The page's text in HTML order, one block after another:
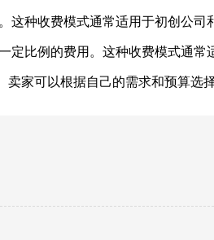
种收费模式通常适用于初创公司
比例的费用。这种收费模式通常
家可以根据自己的需求和预算选